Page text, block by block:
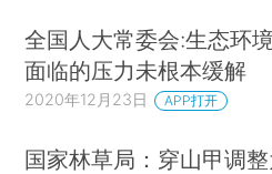
全国人大常委会:生态环
面临的压力未根本缓解
2020年12月23日 APP打开
国家林草局：穿山甲调